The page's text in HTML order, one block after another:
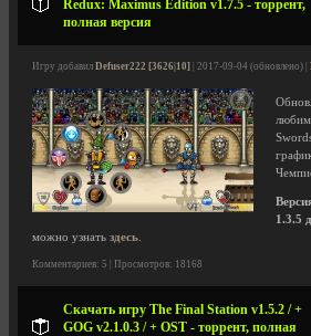
Redux: Maximus Edition v1.7.5 - торрент,
полная версия
Игру добавил Defuser222 [3626|10] | 2017-09-04 (обновлено) |
1.3.5
можно узнать здесь
Комментариев: 5 | Просмотров: 18168
Скачать игру The Final Station v1.5.2 / +
GOG v2.1.0.3 / + OST - торрент, полная